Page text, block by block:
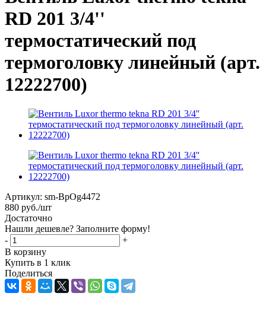
RD 201 3/4''
термостатический под
термоголовку линейный (арт.
12222700)
Артикул: sm-BpOg4472
880 руб./шт
Достаточно
Нашли дешевле? Заполните форму!
-
+
В корзину
Купить в 1 клик
Поделиться